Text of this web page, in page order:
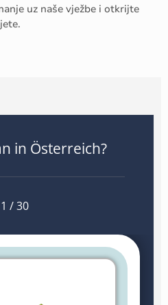
uz naše vježbe i otkrijte